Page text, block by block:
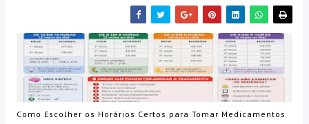
Como Escolher os Horários Certos para Tomar Medicamentos